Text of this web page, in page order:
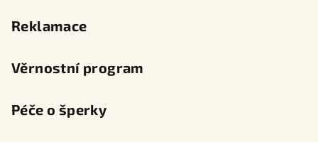
Reklamace
Věrnostní program
Péče o šperky